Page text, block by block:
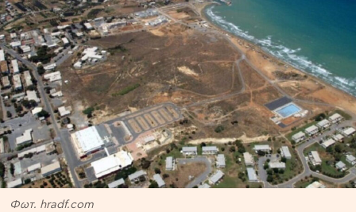
Φωτ. hradf.com